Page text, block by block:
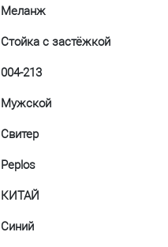
Меланж
Стойка с застёжкой
004-213
Мужской
Свитер
Peplos
КИТАЙ
Синий